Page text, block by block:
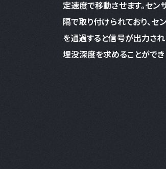
定速度で移動させます。セ
隔で取り付けられており、
を通過すると信号が出力され
埋没深度を求めることができ